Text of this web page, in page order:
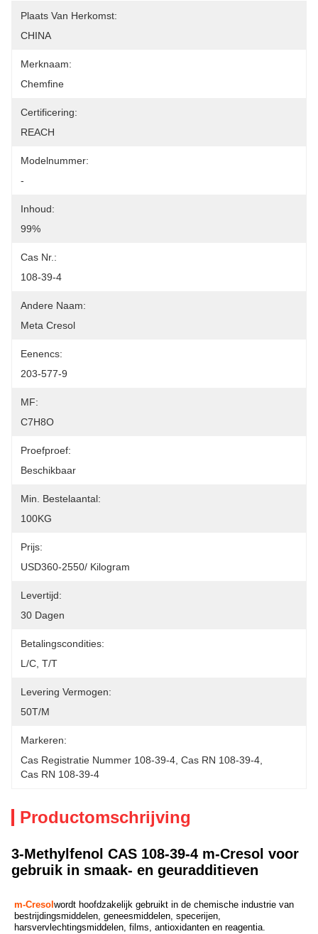
Plaats Van Herkomst:
CHINA
Merknaam:
Chemfine
Certificering:
REACH
Modelnummer:
-
Inhoud:
99%
Cas Nr.:
108-39-4
Andere Naam:
Meta Cresol
Eenencs:
203-577-9
MF:
C7H8O
Proefproef:
Beschikbaar
Min. Bestelaantal:
100KG
Prijs:
USD360-2550/ Kilogram
Levertijd:
30 Dagen
Betalingscondities:
L/C, T/T
Levering Vermogen:
50T/M
Markeren:
Cas Registratie Nummer 108-39-4 Cas RN 108-39-4
Cas RN 108-39-4
Productomschrijving
3-Methylfenol CAS 108-39-4 m-Cresol voor
gebruik in smaak- en geuradditieven
m-Cresol wordt hoofdzakelijk gebruikt in de chemische industrie van
bestrijdingsmiddelen, geneesmiddelen, specerijen,
harsvervlechtingsmiddelen, films, antioxidanten en reagentia.